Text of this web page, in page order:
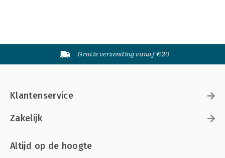
Gratis verzending vanaf €20
Klantenservice
Zakelijk
Altijd op de hoogte